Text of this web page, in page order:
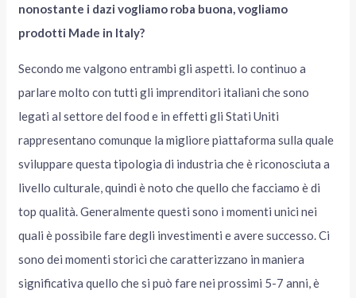
nonostante i dazi vogliamo roba buona, vogliamo
prodotti Made in Italy?
Secondo me valgono entrambi gli aspetti. Io continuo a
parlare molto con tutti gli imprenditori italiani che sono
legati al settore del food e in effetti gli Stati Uniti
rappresentano comunque la migliore piattaforma sulla quale
sviluppare questa tipologia di industria che è riconosciuta a
livello culturale, quindi è noto che quello che facciamo è di
top qualità. Generalmente questi sono i momenti unici nei
quali è possibile fare degli investimenti e avere successo. Ci
sono dei momenti storici che caratterizzano in maniera
significativa quello che si può fare nei prossimi 5-7 anni, è